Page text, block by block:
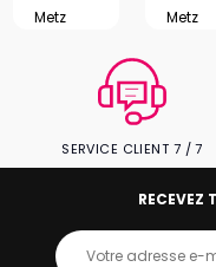
Metz
Metz
SERVICE CLIENT 7 / 7
RECEVEZ